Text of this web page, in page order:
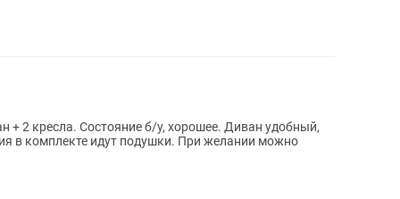
+ 2 кресла. Состояние б/у, хорошее. Диван удобный,
в комплекте идут подушки. При желании можно